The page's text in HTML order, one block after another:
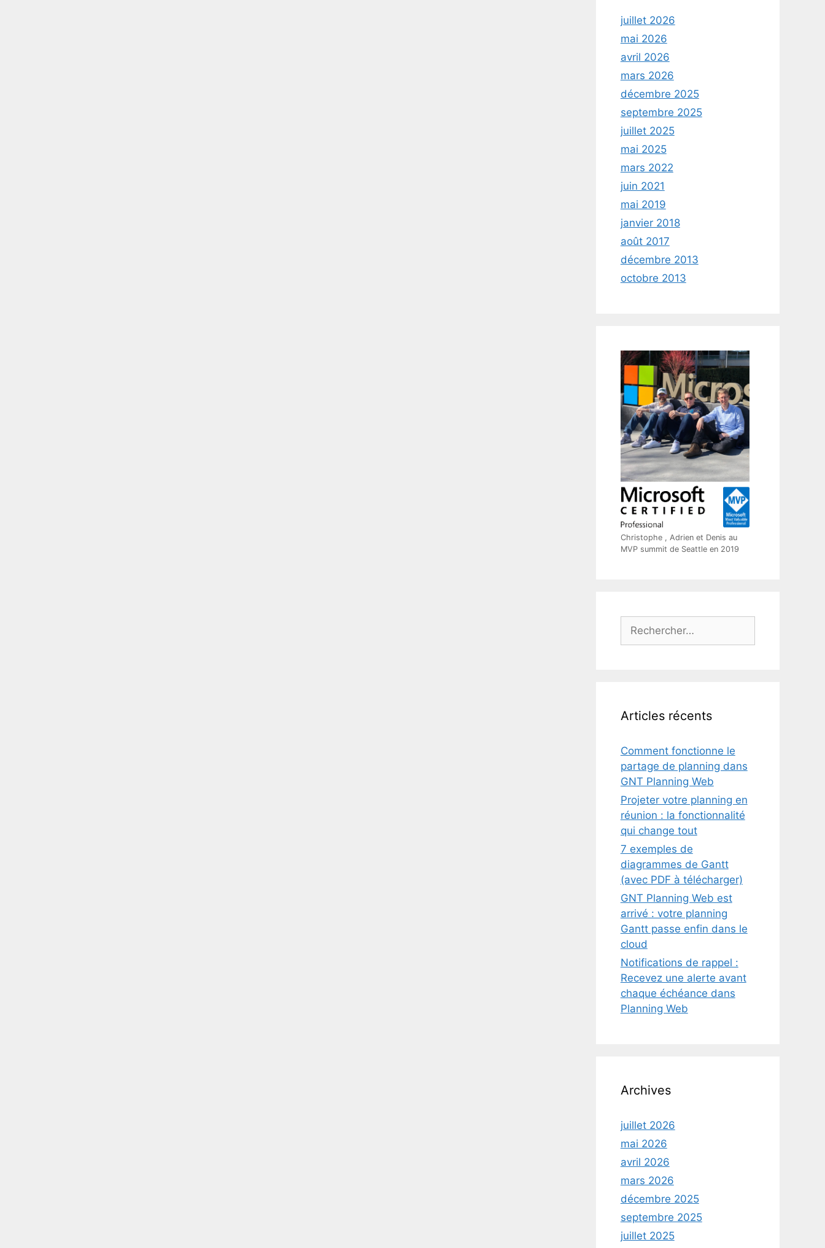
juillet 2026
mai 2026
avril 2026
mars 2026
décembre 2025
septembre 2025
juillet 2025
mai 2025
mars 2022
juin 2021
mai 2019
janvier 2018
août 2017
décembre 2013
octobre 2013
Christophe , Adrien et Denis au
MVP summit de Seattle en 2019
Rechercher :
Articles récents
Comment fonctionne le
partage de planning dans
GNT Planning Web
Projeter votre planning en
réunion : la fonctionnalité
qui change tout
7 exemples de
diagrammes de Gantt
(avec PDF à télécharger)
GNT Planning Web est
arrivé : votre planning
Gantt passe enfin dans le
cloud
Notifications de rappel :
Recevez une alerte avant
chaque échéance dans
Planning Web
Archives
juillet 2026
mai 2026
avril 2026
mars 2026
décembre 2025
septembre 2025
juillet 2025